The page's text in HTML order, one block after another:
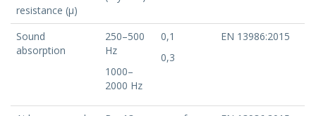
resistance (μ)
Sound
absorption
250–500
Hz
1000–
2000 Hz
0,1
0,3
EN 13986:2015